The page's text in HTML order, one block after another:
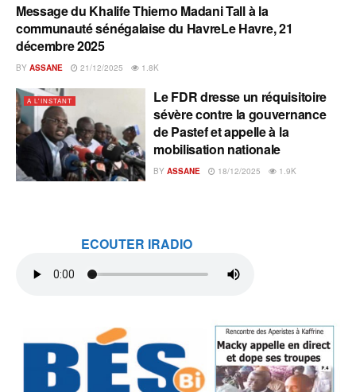
A L'INSTANT
Message du Khalife Thierno Madani Tall à la
communauté sénégalaise du HavreLe Havre, 21
décembre 2025
BY ASSANE 21/12/2025 1.8K
A L'INSTANT
Le FDR dresse un réquisitoire
sévère contre la gouvernance
de Pastef et appelle à la
mobilisation nationale
BY ASSANE 18/12/2025 1.9K
ECOUTER IRADIO